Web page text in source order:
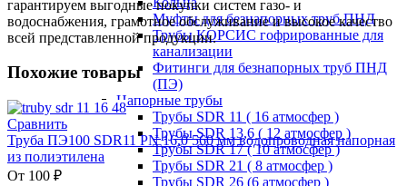
Муфты для безнапорных труб ПНД
Трубы КОРСИС гофрированные для
канализации
Фитинги для безнапорных труб ПНД
(ПЭ)
Напорные трубы
Трубы SDR 11 ( 16 атмосфер )
Трубы SDR 13,6 ( 12 атмосфер )
Трубы SDR 17 ( 10 атмосфер )
Трубы SDR 21 ( 8 атмосфер )
Трубы SDR 26 (6 атмосфер )
гарантируем выгодные покупки систем газо- и
водоснабжения, грамотное обслуживание и высокое качество
всей представленной продукции.
Похожие товары
Сравнить
Труба ПЭ100 SDR11 PN 16,0 560 мм водопроводная напорная
из полиэтилена
От 100 ₽